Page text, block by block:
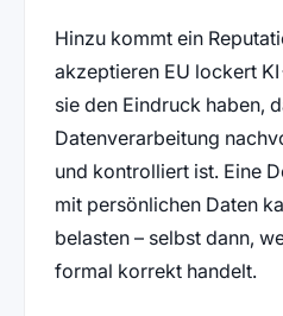
Hinzu kommt ein
akzeptieren EU lockert
sie den Eindruck haben,
Datenverarbeitung
und kontrolliert ist. Eine
mit persönlichen Daten
belasten – selbst dann,
formal korrekt handelt.